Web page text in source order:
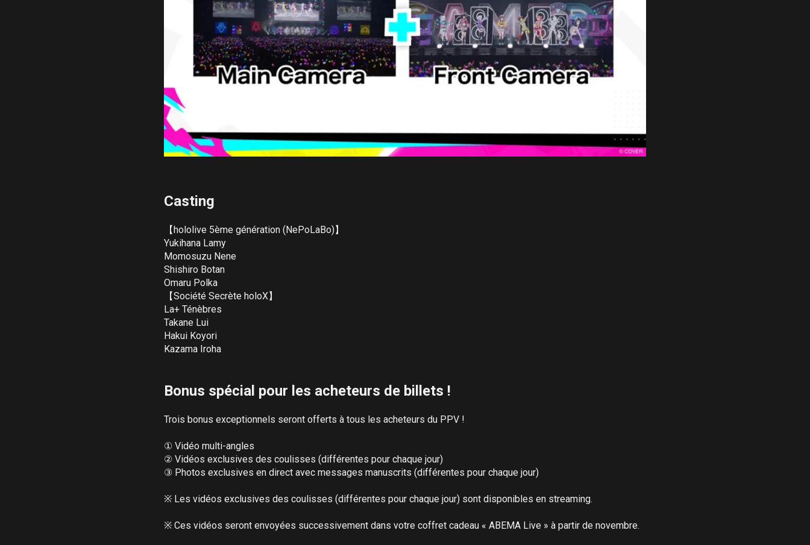
Casting
【hololive 5ème génération (NePoLaBo)】
Yukihana Lamy
Momosuzu Nene
Shishiro Botan
Omaru Polka
【Société Secrète holoX】
La+ Ténèbres
Takane Lui
Hakui Koyori
Kazama Iroha
Bonus spécial pour les acheteurs de billets !
Trois bonus exceptionnels seront offerts à tous les acheteurs du PPV !
① Vidéo multi-angles
② Vidéos exclusives des coulisses (différentes pour chaque jour)
③ Photos exclusives en direct avec messages manuscrits (différentes pour chaque jour)
※ Les vidéos exclusives des coulisses (différentes pour chaque jour) sont disponibles en streaming.
※ Ces vidéos seront envoyées successivement dans votre coffret cadeau « ABEMA Live » à partir de novembre.